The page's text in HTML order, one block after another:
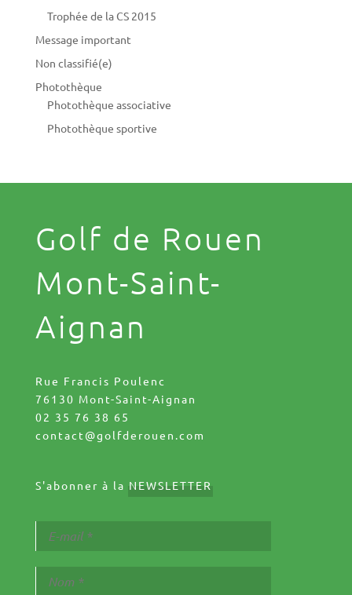
Trophée de la CS 2015
Message important
Non classifié(e)
Photothèque
Photothèque associative
Photothèque sportive
Golf de Rouen
Mont-Saint-
Aignan
Rue Francis Poulenc
76130 Mont-Saint-Aignan
02 35 76 38 65
contact@golfderouen.com
S'abonner à la NEWSLETTER